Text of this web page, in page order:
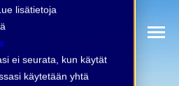
lisätietoja
ei seurata, kun käytät
käytetään yhtä